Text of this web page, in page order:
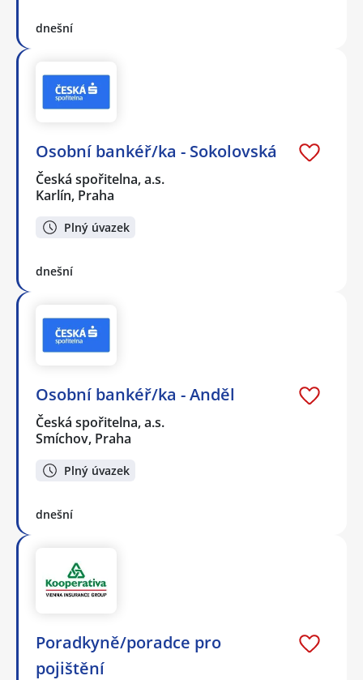
dnešní
Osobní bankéř/ka - Sokolovská
Česká spořitelna, a.s.
Karlín, Praha
Plný úvazek
dnešní
Osobní bankéř/ka - Anděl
Česká spořitelna, a.s.
Smíchov, Praha
Plný úvazek
dnešní
Poradkyně/poradce pro
pojištění